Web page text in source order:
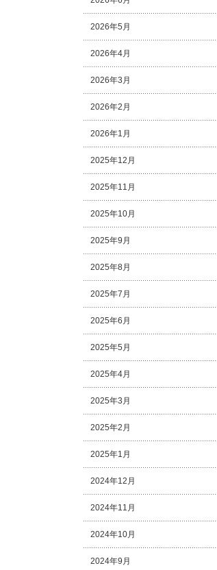
2026年5月
2026年4月
2026年3月
2026年2月
2026年1月
2025年12月
2025年11月
2025年10月
2025年9月
2025年8月
2025年7月
2025年6月
2025年5月
2025年4月
2025年3月
2025年2月
2025年1月
2024年12月
2024年11月
2024年10月
2024年9月